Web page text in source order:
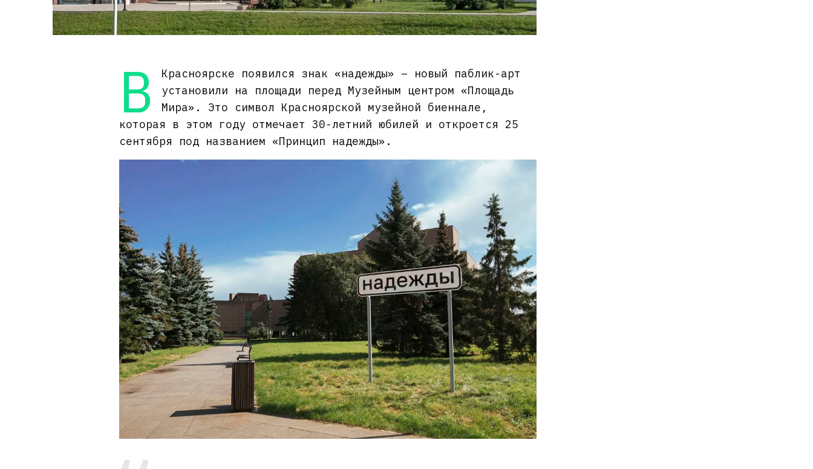
В
Красноярске появился знак «надежды» – новый паблик-арт
установили на площади перед Музейным центром «Площадь
Мира». Это символ Красноярской музейной биеннале,
которая в этом году отмечает 30-летний юбилей и откроется 25
сентября под названием «Принцип надежды».